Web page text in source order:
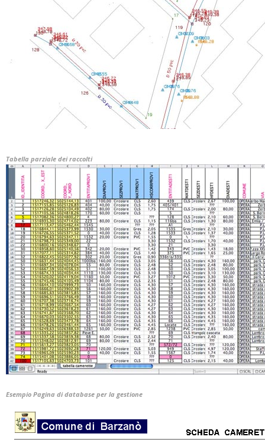
Tabella parziale dei raccolti
Esempio Pagina di database per la gestione